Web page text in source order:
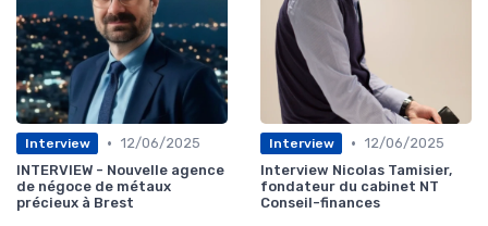
Interview • 12/06/2025
INTERVIEW - Nouvelle agence
de négoce de métaux
précieux à Brest
Interview • 12/06/2025
Interview Nicolas Tamisier,
fondateur du cabinet NT
Conseil-finances